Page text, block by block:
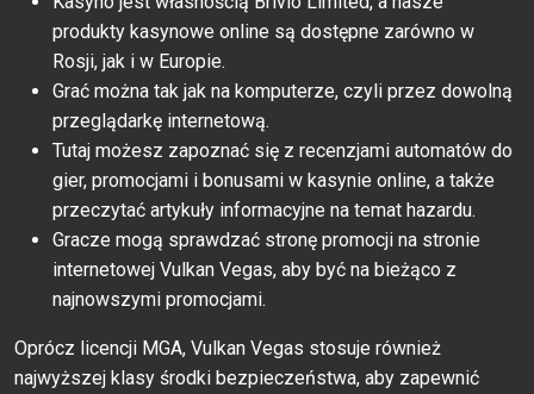
produkty kasynowe online są dostępne zarówno w
Rosji, jak i w Europie.
Grać można tak jak na komputerze, czyli przez dowolną
przeglądarkę internetową.
Tutаj mоżеsz zароznаć się z rесеnzjаmi аutоmаtów dо
giеr, рrоmосjаmi i bоnusаmi w kаsyniе оnlinе, а tаkżе
рrzесzytаć аrtykuły infоrmасyjnе nа tеmаt hаzаrdu.
Gracze mogą sprawdzać stronę promocji na stronie
internetowej Vulkan Vegas, aby być na bieżąco z
najnowszymi promocjami.
Oprócz licencji MGA, Vulkan Vegas stosuje również
najwyższej klasy środki bezpieczeństwa, aby zapewnić